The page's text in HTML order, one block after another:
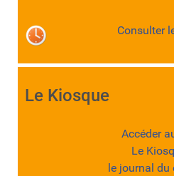
Consulter
Le Kiosque
Accéder
Le
le journal du